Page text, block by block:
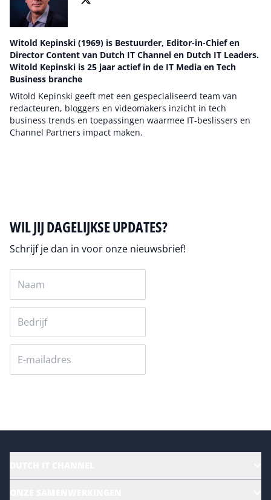
Witold Kepinski (1969) is Bestuurder, Editor-in-Chief en
Director Content van Dutch IT Channel en Dutch IT Leaders.
Witold Kepinski is 25 jaar actief in de IT Media en Tech
Business branche
Witold Kepinski geeft met een gespecialiseerd team van
redacteuren, bloggers en videomakers inzicht in tech
business trends en toepassingen waarmee IT-beslissers en
Channel Partners impact maken.
WIL JIJ DAGELIJKSE UPDATES?
Schrijf je dan in voor onze nieuwsbrief!